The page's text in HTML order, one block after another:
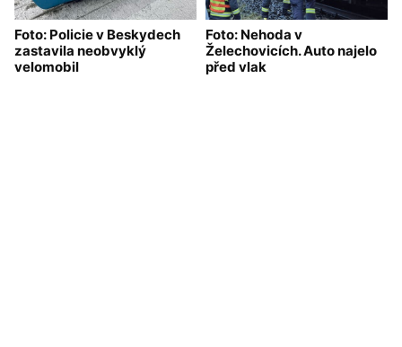
Foto: Policie v Beskydech
zastavila neobvyklý
velomobil
Foto: Nehoda v
Želechovicích. Auto najelo
před vlak